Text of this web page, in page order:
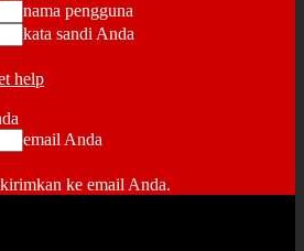
nama pengguna
kata sandi Anda
help
email Anda
ke email Anda.